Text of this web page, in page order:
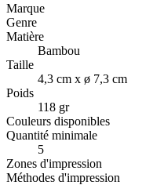
Marque
Genre
Matière
Bambou
Taille
4,3 cm x ø 7,3 cm
Poids
118 gr
Couleurs disponibles
Quantité minimale
5
Zones d'impression
Méthodes d'impression